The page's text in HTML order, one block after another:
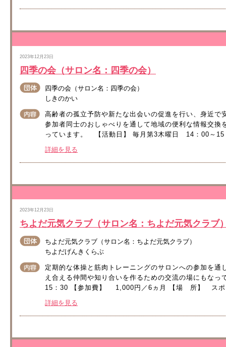
2023年12月23日
四季の会（サロン名：四季の会）
四季の会（サロン名：四季の会）
しきのかい
高齢者の孤立予防や新たな出会いの促進を行い、身近
参加者同士のおしゃべりを通して地域の便利な情報交
っています。 【活動日】 毎月第3木曜日 14：00～
詳細を見る
2023年12月23日
ちよだ元気クラブ（サロン名：ちよだ元気クラブ
ちよだ元気クラブ（サロン名：ちよだ元気クラブ）
ちよだげんきくらぶ
定期的な体操と筋肉トレーニングのサロンへの参加を
え合える仲間や知り合いを作るための交流の場にも
15：30 【参加費】 1,000円／6ヵ月 【場 所】 スポ
詳細を見る